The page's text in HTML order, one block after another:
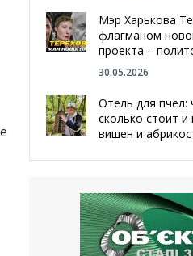
Мэр Харькова
флагманом
проекта –
30.05.2026
Отель для пчел:
сколько стоит
вишен и абрикос
Чугуева, города,
несмотря ни на
21.05.2026